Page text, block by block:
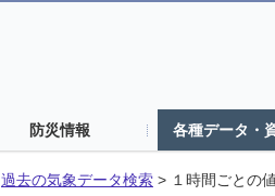
防災情報 各種データ・
過去の気象データ検索 > １時間ごとの